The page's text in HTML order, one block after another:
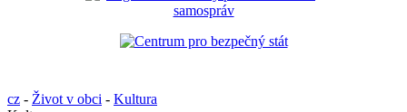
cz - Život v obci - Kultura